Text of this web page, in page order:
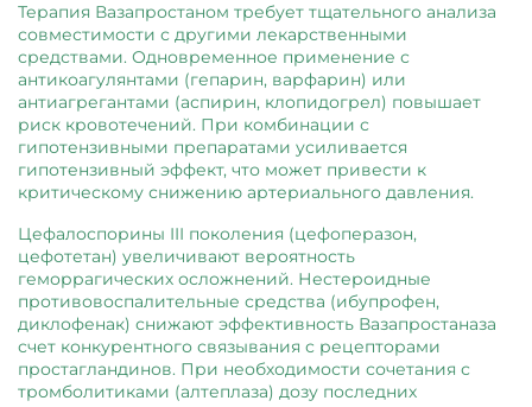
Терапия Вазапростаном требует тщательного анализа
совместимости с другими лекарственными
средствами. Одновременное применение с
антикоагулянтами (гепарин, варфарин) или
антиагрегантами (аспирин, клопидогрел) повышает
риск кровотечений. При комбинации с
гипотензивными препаратами усиливается
гипотензивный эффект, что может привести к
критическому снижению артериального давления.
Цефалоспорины III поколения (цефоперазон,
цефотетан) увеличивают вероятность
геморрагических осложнений. Нестероидные
противовоспалительные средства (ибупрофен,
диклофенак) снижают эффективность Вазапростаназа
счет конкурентного связывания с рецепторами
простагландинов. При необходимости сочетания с
тромболитиками (алтеплаза) дозу последних